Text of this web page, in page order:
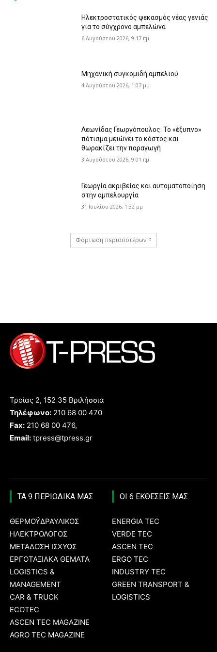
Ηλεκτροστατικός ψεκασμός νέας γενιάς
για το σύγχρονο αμπελώνα
6 Αυγούστου 2026, 9:17 πμ
Μηχανική συγκομιδή αμπελιού
4 Αυγούστου 2026, 1:07 μμ
Λεωνίδας Γεωργόπουλος: Το «έξυπνο»
πότισμα μειώνει το κόστος και
θωρακίζει την παραγωγή
3 Αυγούστου 2026, 9:01 πμ
Γεωργία ακριβείας και αυτοματοποίηση
στην αμπελουργία
31 Ιουλίου 2026, 1:32 μμ
Φόρτωση περισσοτέρων
Τροίας 2, 152 35 Βριλήσσια
Τηλέφωνο: 210 68 00 470
Fax: 210 68 00 476,
Email: tpress@tpress.gr
ΤΑ 9 ΠΕΡΙΟΔΙΚΑ ΜΑΣ
ΘΕΡΜΟΫΔΡΑΥΛΙΚΟΣ
ΗΛΕΚΤΡΟΛΟΓΟΣ
ΜΕΤΑΔΟΣΗ ΙΣΧΥΟΣ
ΕΡΓΟΤΑΞΙΑΚΑ ΘΕΜΑΤΑ
LOGISTICS &
MANAGEMENT
CAR & TRUCK
ECOTEC
ASCEN TEC MAGAZINE
AGRO TEC MAGAZINE
ΟΙ 6 ΕΚΘΕΣΕΙΣ ΜΑΣ
ENERGIA TEC
VERDE TEC
ASCEN TEC
ERGO TEC
INDUSTRY TEC
GREEN TRANSPORT &
LOGISTICS